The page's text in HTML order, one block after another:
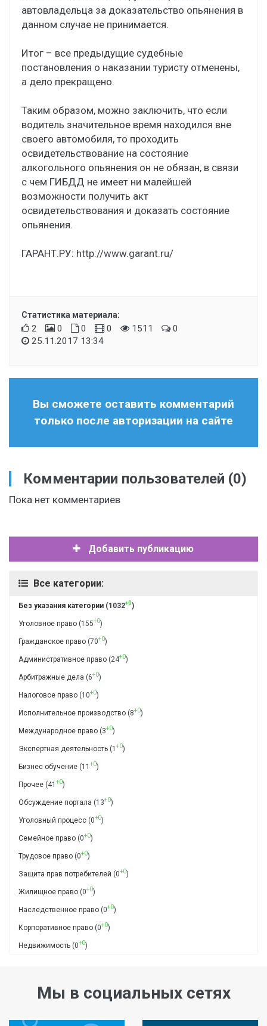
автовладельца за доказательство опьянения в
данном случае не принимается.
Итог – все предыдущие судебные
постановления о наказании туристу отменены,
а дело прекращено.
Таким образом, можно заключить, что если
водитель значительное время находился вне
своего автомобиля, то проходить
освидетельствование на состояние
алкогольного опьянения он не обязан, в связи
с чем ГИБДД не имеет ни малейшей
возможности получить акт
освидетельствования и доказать состояние
опьянения.
ГАРАНТ.РУ: http://www.garant.ru/
Статистика материала:
2 0 0 0 1511
0
25.11.2017 13:34
Вы сможете оставить комментарий
только после авторизации на сайте
Комментарии пользователей (0)
Пока нет комментариев
Добавить публикацию
Все категории:
Без указания категории (1032+0)
Уголовное право (155+0)
Гражданское право (70+0)
Административное право (24+0)
Арбитражные дела (6+0)
Налоговое право (10+0)
Исполнительное производство (8+0)
Международное право (3+0)
Экспертная деятельность (1 +0)
Бизнес обучение (11 +0)
Прочее (41 +0)
Обсуждение портала (13+0)
Уголовный процесс (0+0)
Семейное право (0+0)
Трудовое право (0+0)
Защита прав потребителей (0+0)
Жилищное право (0+0)
Наследственное право (0+0)
Корпоративное право (0+0)
Недвижимость (0+0)
Мы в социальных сетях